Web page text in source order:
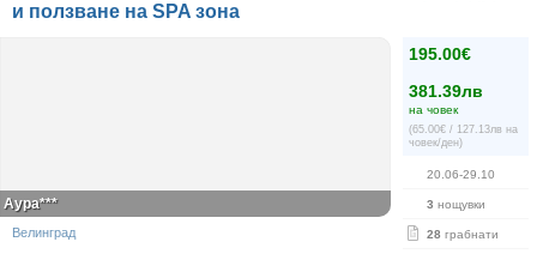
и ползване на SPA зона
195.00€
381.39лв
на човек
(65.00€ / 127.13лв на
човек/ден)
20.06-29.10
3 нощувки
28 грабнати
Аура***
Велинград